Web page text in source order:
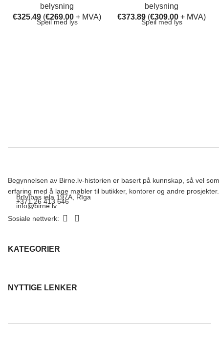
belysning
€325.49 (€269.00 + MVA)
Speil med lys
belysning
€373.89 (€309.00 + MVA)
Speil med lys
Begynnelsen av Birne.lv-historien er basert på kunnskap, så vel som
erfaring med å lage møbler til butikker, kontorer og andre prosjekter.
Brīvības iela 197A, Rīga
+371 26 413 646
info@birne.lv
Sosiale nettverk:
KATEGORIER
NYTTIGE LENKER